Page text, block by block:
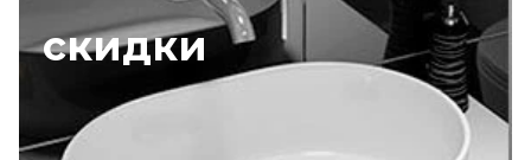
скидки